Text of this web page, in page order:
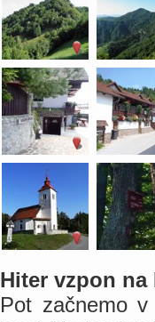
Hiter vzpon
Pot začnemo